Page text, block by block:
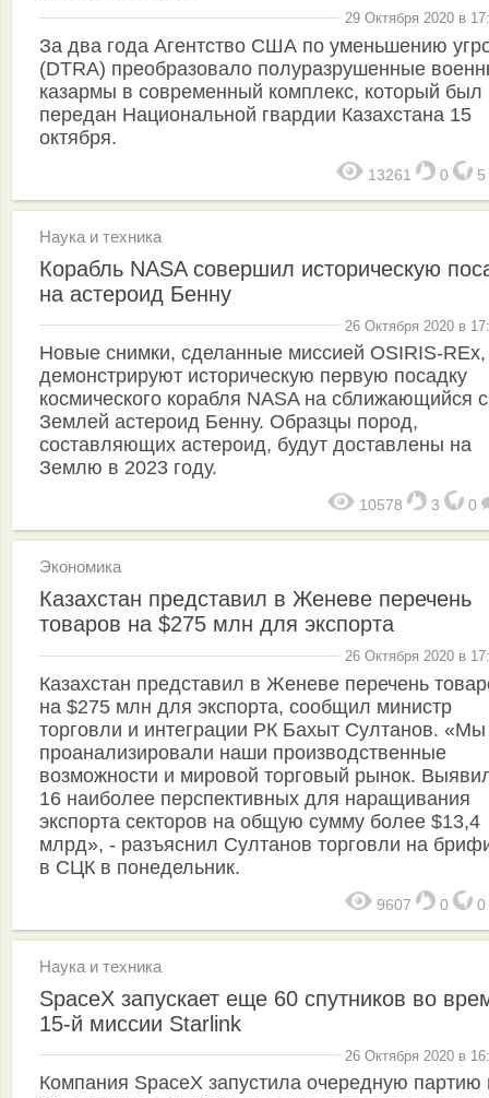
29 Октября 2020 в
За два года Агентство США по уменьшению
(DTRA) преобразовало полуразрушенные
казармы в современный комплекс, который был
передан Национальной гвардии Казахстана 15
октября.
13261 0 5
Наука и техника
Корабль NASA совершил историческую
на астероид Бенну
26 Октября 2020 в
Новые снимки, сделанные миссией OSIRIS-REx,
демонстрируют историческую первую посадку
космического корабля NASA на сближающийся с
Землей астероид Бенну. Образцы пород,
составляющих астероид, будут доставлены на
Землю в 2023 году.
10578 3 0
Экономика
Казахстан представил в Женеве перечень
товаров на $275 млн для экспорта
26 Октября 2020 в
Казахстан представил в Женеве перечень
на $275 млн для экспорта, сообщил министр
торговли и интеграции РК Бахыт Султанов. «Мы
проанализировали наши производственные
возможности и мировой торговый рынок.
16 наиболее перспективных для наращивания
экспорта секторов на общую сумму более $13,4
млрд», - разъяснил Султанов торговли на
в СЦК в понедельник.
9607 0 0
Наука и техника
SpaceX запускает еще 60 спутников во
15-й миссии Starlink
26 Октября 2020 в
Компания SpaceX запустила очередную партию